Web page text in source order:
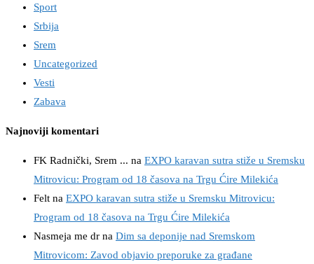
Sport
Srbija
Srem
Uncategorized
Vesti
Zabava
Najnoviji komentari
FK Radnički, Srem ... na EXPO karavan sutra stiže u Sremsku
Mitrovicu: Program od 18 časova na Trgu Ćire Milekića
Felt na EXPO karavan sutra stiže u Sremsku Mitrovicu:
Program od 18 časova na Trgu Ćire Milekića
Nasmeja me dr na Dim sa deponije nad Sremskom
Mitrovicom: Zavod objavio preporuke za građane